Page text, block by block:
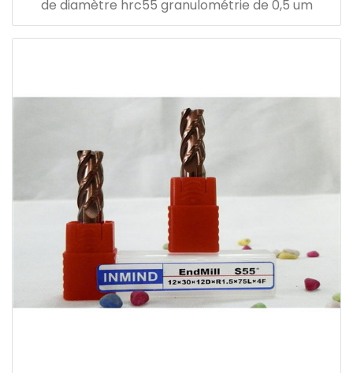
de diamètre hrc55 granulométrie de 0,5 um